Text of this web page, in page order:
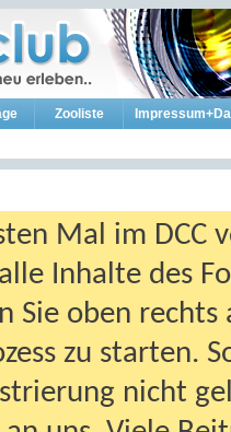
Zooliste
Mal im DCC
Inhalte des
Sie oben
zu starten.
nicht